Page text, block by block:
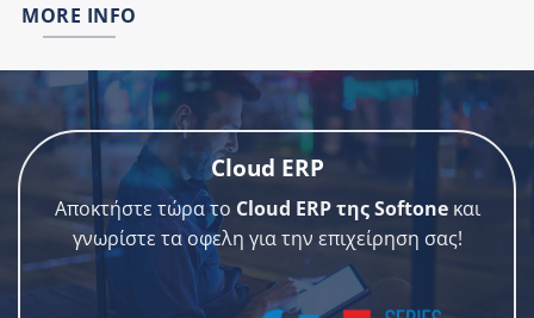
MORE INFO
Cloud ERP
Αποκτήστε τώρα το Cloud ERP της Softoneκαι
γνωρίστε τα οφελη για την επιχείρηση σας!